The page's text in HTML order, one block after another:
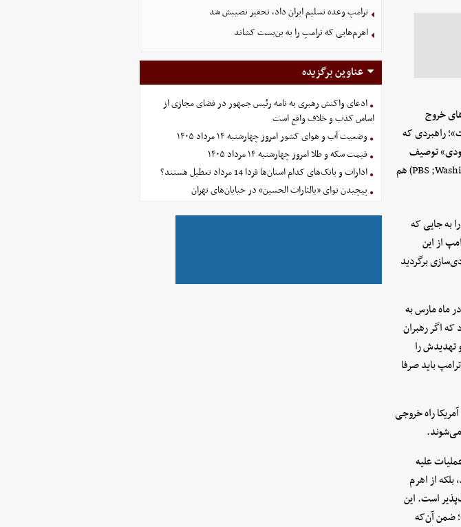
خروج
ایران، دنبال کردن همزمان۲ راه خروج است»؛ راهبردی که
توصیف
کرد و برنامه تحلیلی «هفتگی واشنگتن با آتلانتیک» در شبکه عمومی آمریکا (PBS ;Washington Week With The Atlantic) هم
به جایی که
از این
برگردید
ماه مارس به
اگر رهبران
تهدیدش را
باید صرفا
راه خروجی
می‌شوند.
علیه
بلکه از اهرم
است. این
ضمن آن‌که
ترامپ وعده تسلیم ایران داد، تحقیر نصیبش شد
اهرم‌هایی که ترامپ را به بن‌بست کشاند
عناوین برگزیده
ادعای واکنش رهبری به نامه رئیس جمهور در فضای مجازی از
اساس کذب و خلاف واقع است
وضعیت آب و هوای کشور امروز چهارشنبه ۱۴ مرداد ۱۴۰۵
قیمت سکه و طلا امروز چهارشنبه ۱۴ مرداد ۱۴۰۵
ادارات و بانک‌های کدام استان‌ها فردا 14 مرداد تعطیل هستند؟
پیچیدن نوای «یالثارات الحسین» در خیابان‌های تهران